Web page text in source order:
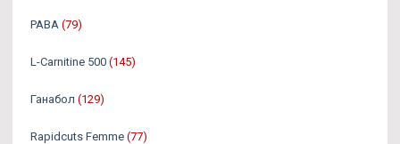
PABA (79)
L-Carnitine 500 (145)
Ганабол (129)
Rapidcuts Femme (77)